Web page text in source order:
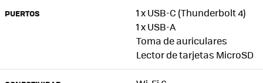
PUERTOS
1 x USB-C (Thunderbolt 4)
1 x USB-A
Toma de auriculares
Lector de tarjetas MicroSD